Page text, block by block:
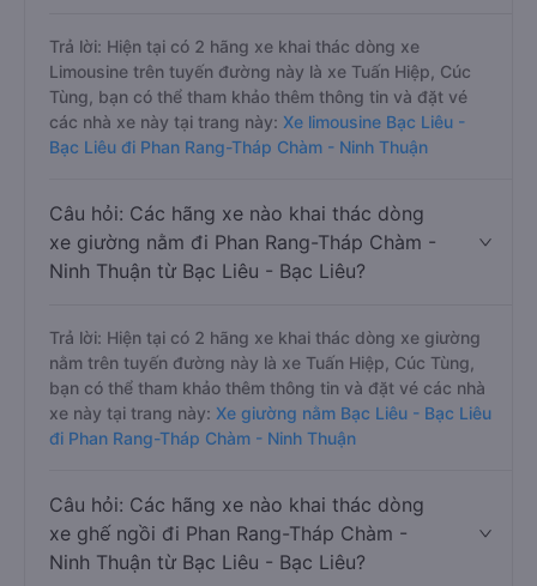
Trả lời: Hiện tại có 2 hãng xe khai thác dòng xe
Limousine trên tuyến đường này là xe Tuấn Hiệp, Cúc
Tùng, bạn có thể tham khảo thêm thông tin và đặt vé
các nhà xe này tại trang này: Xe limousine Bạc Liêu -
Bạc Liêu đi Phan Rang-Tháp Chàm - Ninh Thuận
Câu hỏi: Các hãng xe nào khai thác dòng
xe giường nằm đi Phan Rang-Tháp Chàm -
Ninh Thuận từ Bạc Liêu - Bạc Liêu?
Trả lời: Hiện tại có 2 hãng xe khai thác dòng xe giường
nằm trên tuyến đường này là xe Tuấn Hiệp, Cúc Tùng,
bạn có thể tham khảo thêm thông tin và đặt vé các nhà
xe này tại trang này: Xe giường nằm Bạc Liêu - Bạc Liêu
đi Phan Rang-Tháp Chàm - Ninh Thuận
Câu hỏi: Các hãng xe nào khai thác dòng
xe ghế ngồi đi Phan Rang-Tháp Chàm -
Ninh Thuận từ Bạc Liêu - Bạc Liêu?